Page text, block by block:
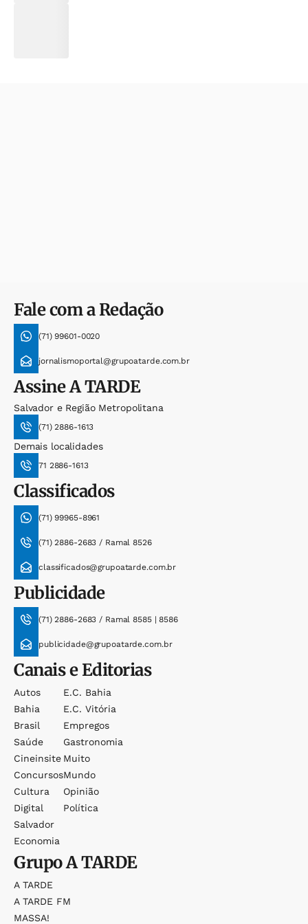
Fale com a Redação
(71) 99601-0020
jornalismoportal@grupoatarde.com.br
AssineA TARDE
Salvador e Região Metropolitana
(71) 2886-1613
Demais localidades
71 2886-1613
Classificados
(71) 99965-8961
(71) 2886-2683 / Ramal 8526
classificados@grupoatarde.com.br
Publicidade
(71) 2886-2683 / Ramal 8585 | 8586
publicidade@grupoatarde.com.br
Canais e Editorias
Autos
Bahia
Brasil
Saúde
Cineinsite
Concursos
Cultura
Digital
Salvador
Economia
E.c. Bahia
E.c. Vitória
Empregos
Gastronomia
Muito
Mundo
Opinião
Política
GrupoA TARDE
A TARDE
A TARDE FM
MASSA!